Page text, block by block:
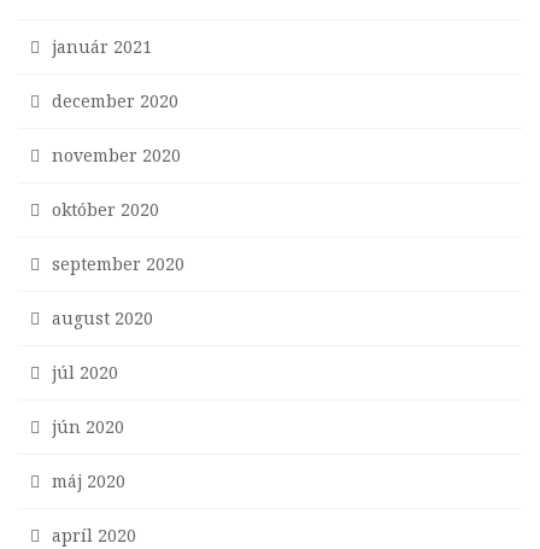
január 2021
december 2020
november 2020
október 2020
september 2020
august 2020
júl 2020
jún 2020
máj 2020
apríl 2020